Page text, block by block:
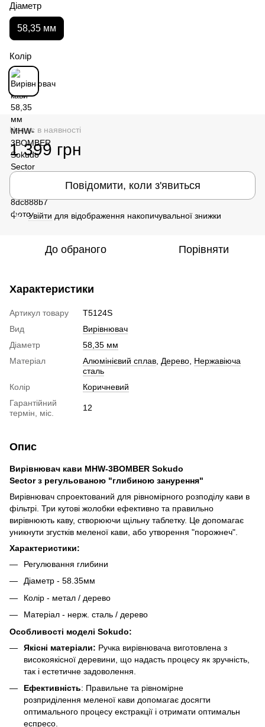
Діаметр
58,35 мм
Колір
Немає в наявності
1 399 грн
Повідомити, коли з'явиться
% Увійти для відображення накопичувальної знижки
До обраного Порівняти
Характеристики
Артикул товару
T5124S
Вид
Вирівнювач
Діаметр
58,35 мм
Матеріал
Алюмінієвий сплав Дерево Нержавіюча
сталь
Колір
Коричневий
Гарантійний
термін, міс.
12
Опис
Вирівнювач кави MHW-3BOMBER Sokudo
Sector з регульованою "глибиною занурення"
Вирівнювач спроектований для рівномірного розподілу кави в
фільтрі. Три кутові жолобки ефективно та правильно
вирівнюють каву, створюючи щільну таблетку. Це допомагає
уникнути згустків меленої кави, або утворення "порожнеч".
Характеристики:
Регулювання глибини
Діаметр - 58.35мм
Колір - метал / дерево
Матеріал - нерж. сталь / дерево
Особливості моделі Sokudo:
Якісні матеріали: Ручка вирівнювача виготовлена з
високоякісної деревини, що надасть процесу як зручність,
так і естетичне задоволення.
Ефективність: Правильне та рівномірне
розприділення меленої кави допомагає досягти
оптимального процесу екстракції і отримати оптимальн
еспресо.